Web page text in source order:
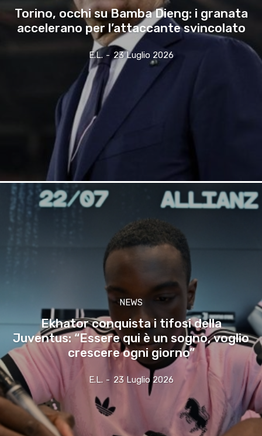
Torino, occhi su Bamba Dieng: i granata
accelerano per l’attaccante svincolato
E.l. - 23 Luglio 2026
NEWS
Ekhator conquista i tifosi della
Juventus: “Essere qui è un sogno, voglio
crescere ogni giorno”
E.l. - 23 Luglio 2026